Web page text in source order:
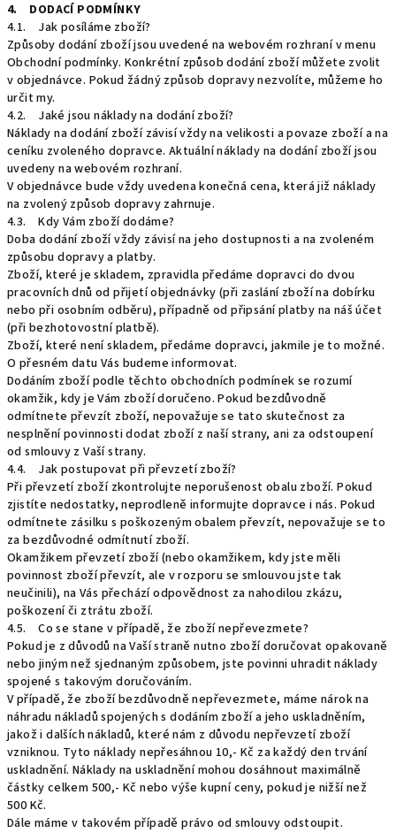
4. DODACÍ PODMÍNKY
4.1. Jak posíláme zboží?
Způsoby dodání zboží jsou uvedené na webovém rozhraní v menu
Obchodní podmínky. Konkrétní způsob dodání zboží můžete zvolit
v objednávce. Pokud žádný způsob dopravy nezvolíte, můžeme ho
určit my.
4.2. Jaké jsou náklady na dodání zboží?
Náklady na dodání zboží závisí vždy na velikosti a povaze zboží a na
ceníku zvoleného dopravce. Aktuální náklady na dodání zboží jsou
uvedeny na webovém rozhraní.
V objednávce bude vždy uvedena konečná cena, která již náklady
na zvolený způsob dopravy zahrnuje.
4.3. Kdy Vám zboží dodáme?
Doba dodání zboží vždy závisí na jeho dostupnosti a na zvoleném
způsobu dopravy a platby.
Zboží, které je skladem, zpravidla předáme dopravci do dvou
pracovních dnů od přijetí objednávky (při zaslání zboží na dobírku
nebo při osobním odběru), případně od připsání platby na náš účet
(při bezhotovostní platbě).
Zboží, které není skladem, předáme dopravci, jakmile je to možné.
O přesném datu Vás budeme informovat.
Dodáním zboží podle těchto obchodních podmínek se rozumí
okamžik, kdy je Vám zboží doručeno. Pokud bezdůvodně
odmítnete převzít zboží, nepovažuje se tato skutečnost za
nesplnění povinnosti dodat zboží z naší strany, ani za odstoupení
od smlouvy z Vaší strany.
4.4. Jak postupovat při převzetí zboží?
Při převzetí zboží zkontrolujte neporušenost obalu zboží. Pokud
zjistíte nedostatky, neprodleně informujte dopravce i nás. Pokud
odmítnete zásilku s poškozeným obalem převzít, nepovažuje se to
za bezdůvodné odmítnutí zboží.
Okamžikem převzetí zboží (nebo okamžikem, kdy jste měli
povinnost zboží převzít, ale v rozporu se smlouvou jste tak
neučinili), na Vás přechází odpovědnost za nahodilou zkázu,
poškození či ztrátu zboží.
4.5. Co se stane v případě, že zboží nepřevezmete?
Pokud je z důvodů na Vaší straně nutno zboží doručovat opakovaně
nebo jiným než sjednaným způsobem, jste povinni uhradit náklady
spojené s takovým doručováním.
V případě, že zboží bezdůvodně nepřevezmete, máme nárok na
náhradu nákladů spojených s dodáním zboží a jeho uskladněním,
jakož i dalších nákladů, které nám z důvodu nepřevzetí zboží
vzniknou. Tyto náklady nepřesáhnou 10,- Kč za každý den trvání
uskladnění. Náklady na uskladnění mohou dosáhnout maximálně
částky celkem 500,- Kč nebo výše kupní ceny, pokud je nižší než
500 Kč.
Dále máme v takovém případě právo od smlouvy odstoupit.